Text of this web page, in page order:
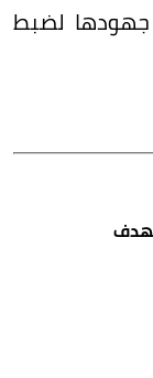
جهودها لضبط